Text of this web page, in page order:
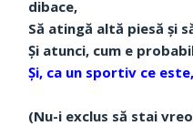
dibace,
Să atingă altă piesă și
Și atunci, cum e
Și, ca un sportiv ce
(Nu-i exclus să stai